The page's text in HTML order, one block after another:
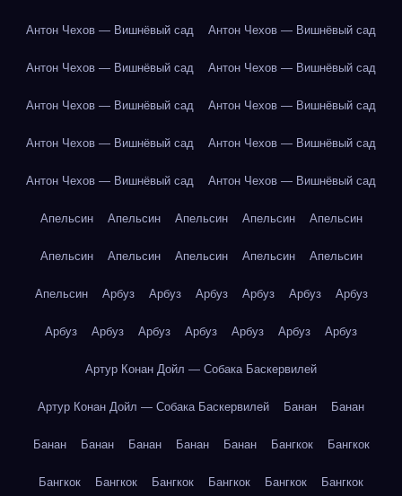
Антон Чехов — Вишнёвый сад Антон Чехов — Вишнёвый сад
Антон Чехов — Вишнёвый сад Антон Чехов — Вишнёвый сад
Антон Чехов — Вишнёвый сад Антон Чехов — Вишнёвый сад
Антон Чехов — Вишнёвый сад Антон Чехов — Вишнёвый сад
Антон Чехов — Вишнёвый сад Антон Чехов — Вишнёвый сад
Апельсин Апельсин Апельсин Апельсин Апельсин
Апельсин Апельсин Апельсин Апельсин Апельсин
Апельсин Арбуз Арбуз Арбуз Арбуз Арбуз Арбуз
Арбуз Арбуз Арбуз Арбуз Арбуз Арбуз Арбуз
Артур Конан Дойл — Собака Баскервилей
Артур Конан Дойл — Собака Баскервилей Банан Банан
Банан Банан Банан Банан Банан Бангкок Бангкок
Бангкок Бангкок Бангкок Бангкок Бангкок Бангкок